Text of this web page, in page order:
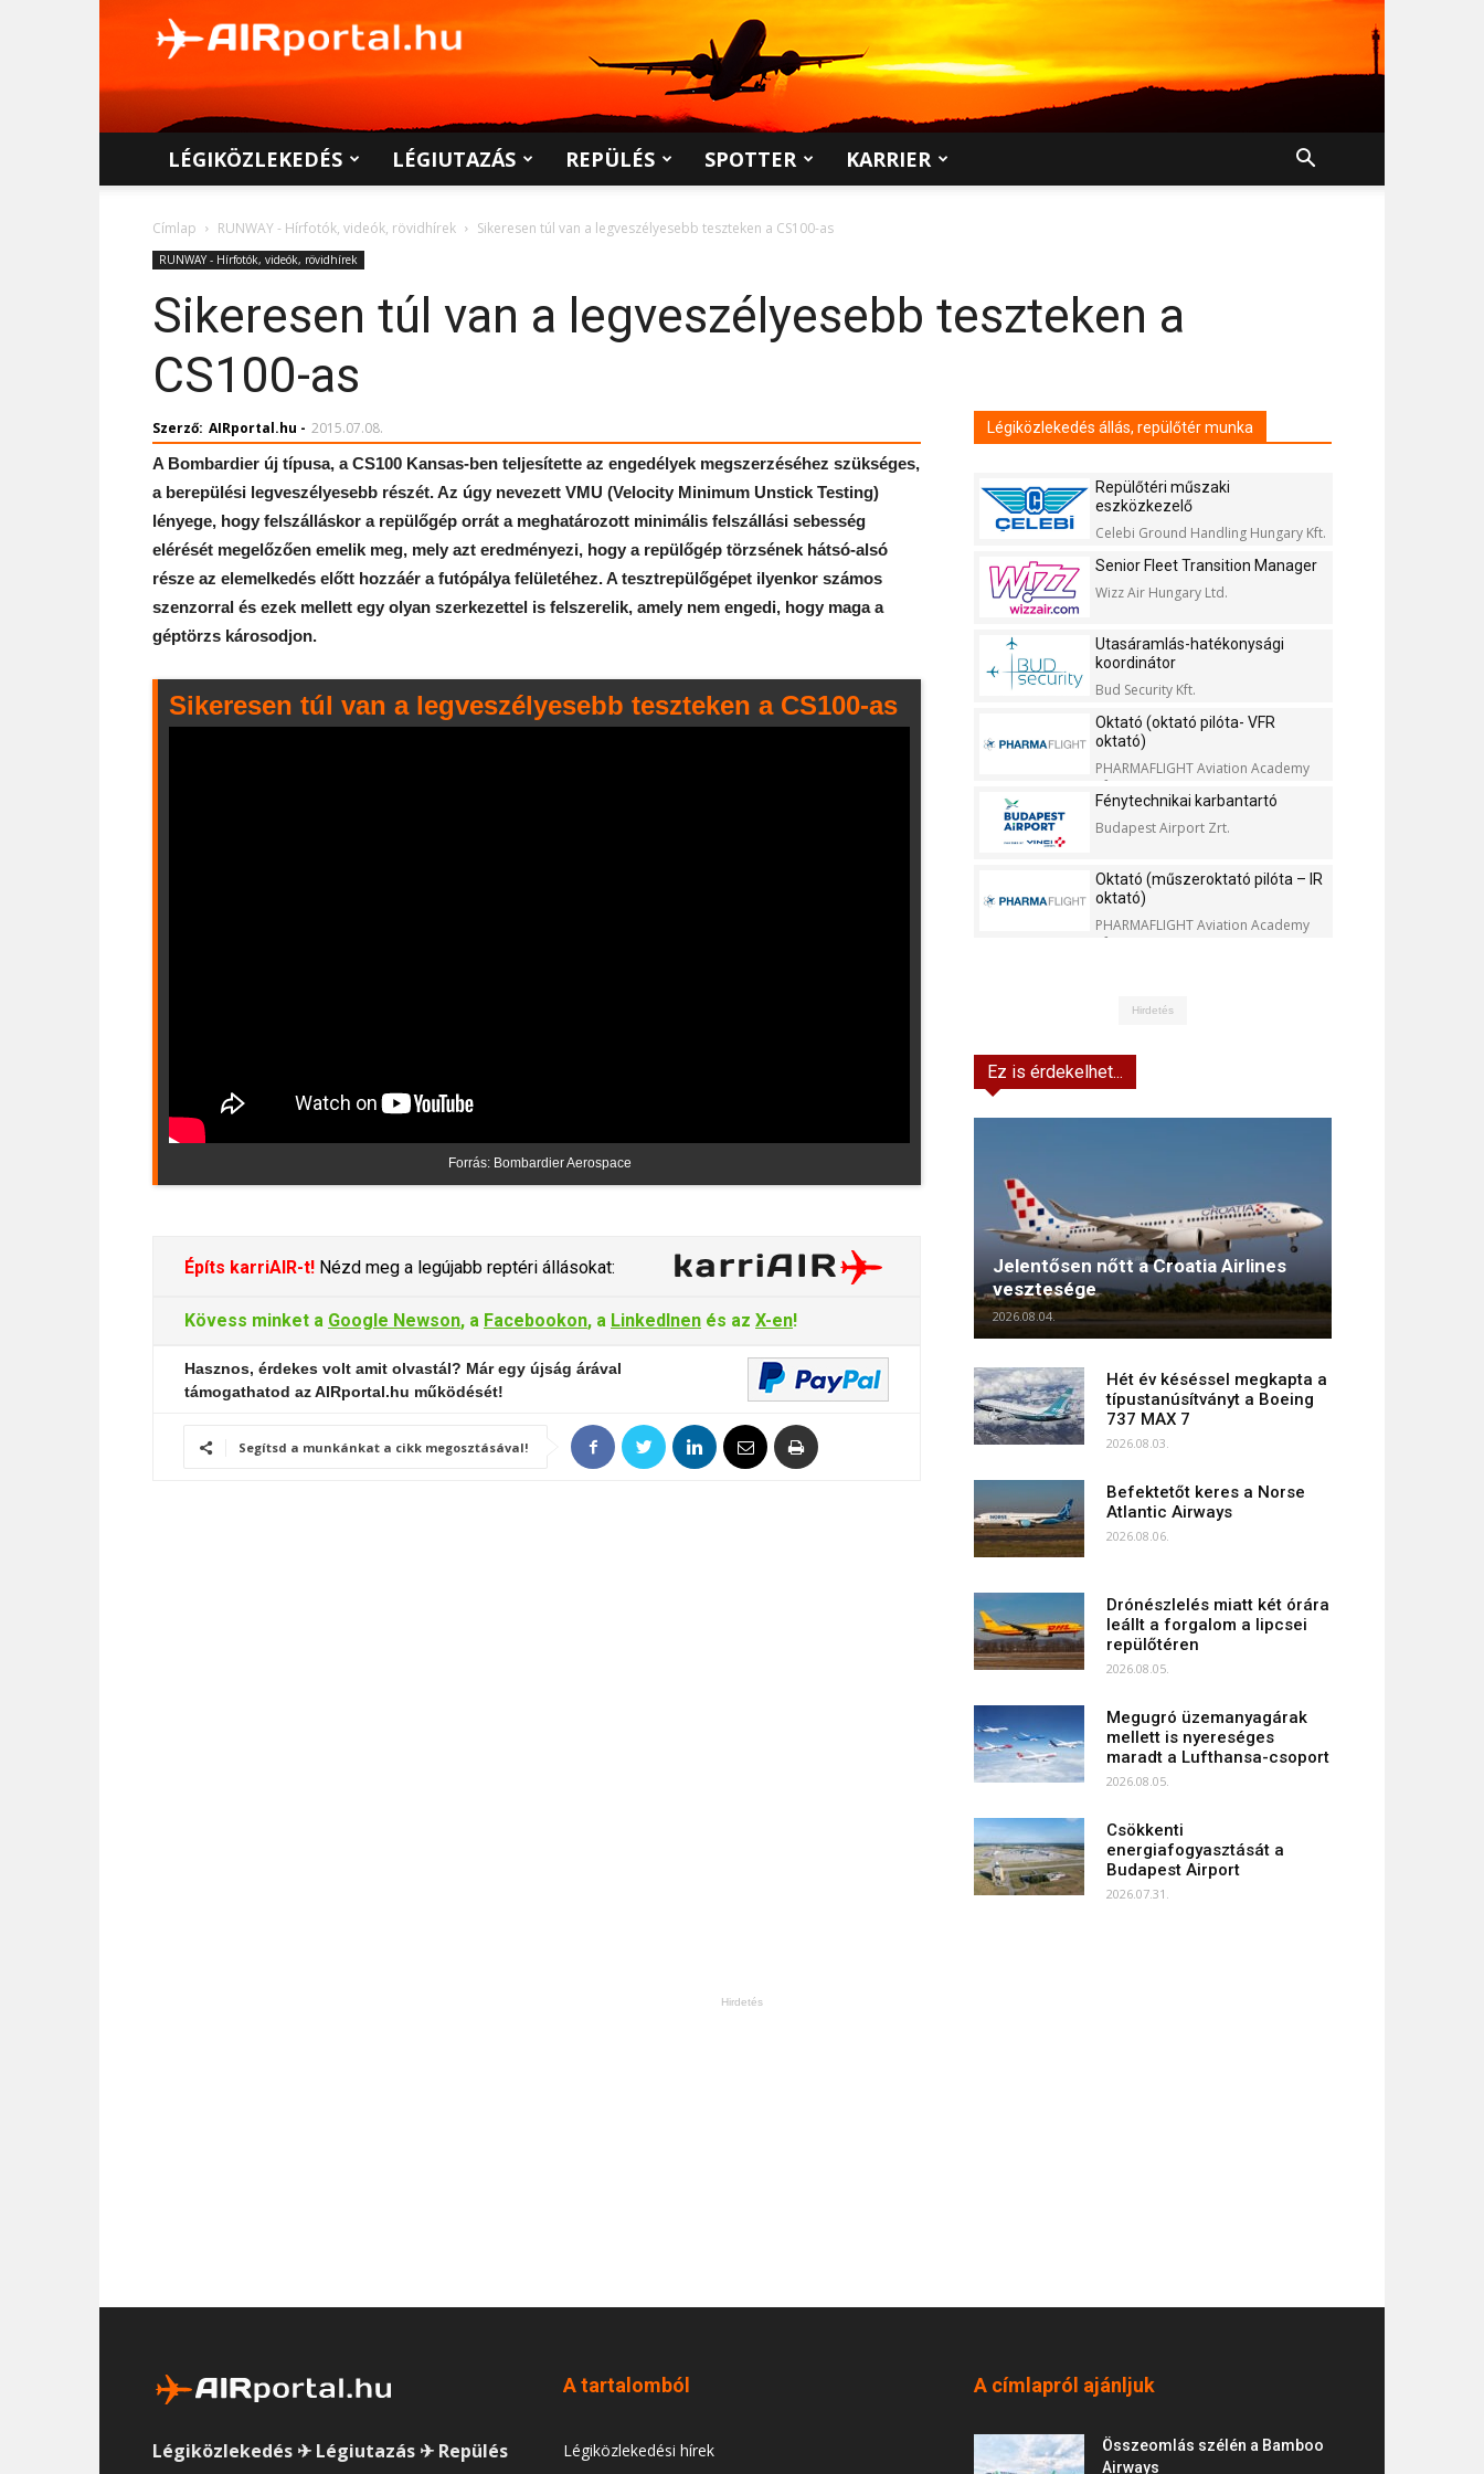
LÉGIKÖZLEKEDÉS LÉGIUTAZÁS REPÜLÉS SPOTTER KARRIER
Címlap RUNWAY - Hírfotók, videók, rövidhírek Sikeresen túl van a legveszélyesebb teszteken a CS100-as
RUNWAY - Hírfotók, videók, rövidhírek
Sikeresen túl van a legveszélyesebb teszteken a
CS100-as
Szerző: AIRportal.hu - 2015.07.08.
A Bombardier új típusa, a CS100 Kansas-ben teljesítette az engedélyek megszerzéséhez szükséges,
a berepülési legveszélyesebb részét. Az úgy nevezett VMU (Velocity Minimum Unstick Testing)
lényege, hogy felszálláskor a repülőgép orrát a meghatározott minimális felszállási sebesség
elérését megelőzően emelik meg, mely azt eredményezi, hogy a repülőgép törzsének hátsó-alsó
része az elemelkedés előtt hozzáér a futópálya felületéhez. A tesztrepülőgépet ilyenkor számos
szenzorral és ezek mellett egy olyan szerkezettel is felszerelik, amely nem engedi, hogy maga a
géptörzs károsodjon.
Sikeresen túl van a legveszélyesebb teszteken a CS100-as
Forrás: Bombardier Aerospace
Építs karriAIR-t! Nézd meg a legújabb reptéri állásokat:
Kövess minket a Google Newson, a Facebookon, a LinkedInen és az X-en!
Hasznos, érdekes volt amit olvastál? Már egy újság árával
támogathatod az AIRportal.hu működését!
Segítsd a munkánkat a cikk megosztásával!
Légiközlekedés állás, repülőtér munka
Repülőtéri műszaki
eszközkezelő
Celebi Ground Handling Hungary Kft.
Senior Fleet Transition Manager
Wizz Air Hungary Ltd.
Utasáramlás-hatékonysági
koordinátor
Bud Security Kft.
Oktató (oktató pilóta- VFR
oktató)
PHARMAFLIGHT Aviation Academy
Kft.
Fénytechnikai karbantartó
Budapest Airport Zrt.
Oktató (műszeroktató pilóta – IR
oktató)
PHARMAFLIGHT Aviation Academy
Kft.
Hirdetés
Ez is érdekelhet...
Jelentősen nőtt a Croatia Airlines
vesztesége
2026.08.04.
Hét év késéssel megkapta a
típustanúsítványt a Boeing
737 MAX 7
2026.08.03.
Befektetőt keres a Norse
Atlantic Airways
2026.08.06.
Drónészlelés miatt két órára
leállt a forgalom a lipcsei
repülőtéren
2026.08.05.
Megugró üzemanyagárak
mellett is nyereséges
maradt a Lufthansa-csoport
2026.08.05.
Csökkenti
energiafogyasztását a
Budapest Airport
2026.07.31.
Hirdetés
Légiközlekedés ✈ Légiutazás ✈ Repülés
A tartalomból
Légiközlekedési hírek
A címlapról ajánljuk
Összeomlás szélén a Bamboo
Airways